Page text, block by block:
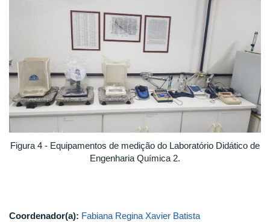
Figura 4 - Equipamentos de medição do Laboratório Didático de
Engenharia Química 2.
Coordenador(a): Fabiana Regina Xavier Batista